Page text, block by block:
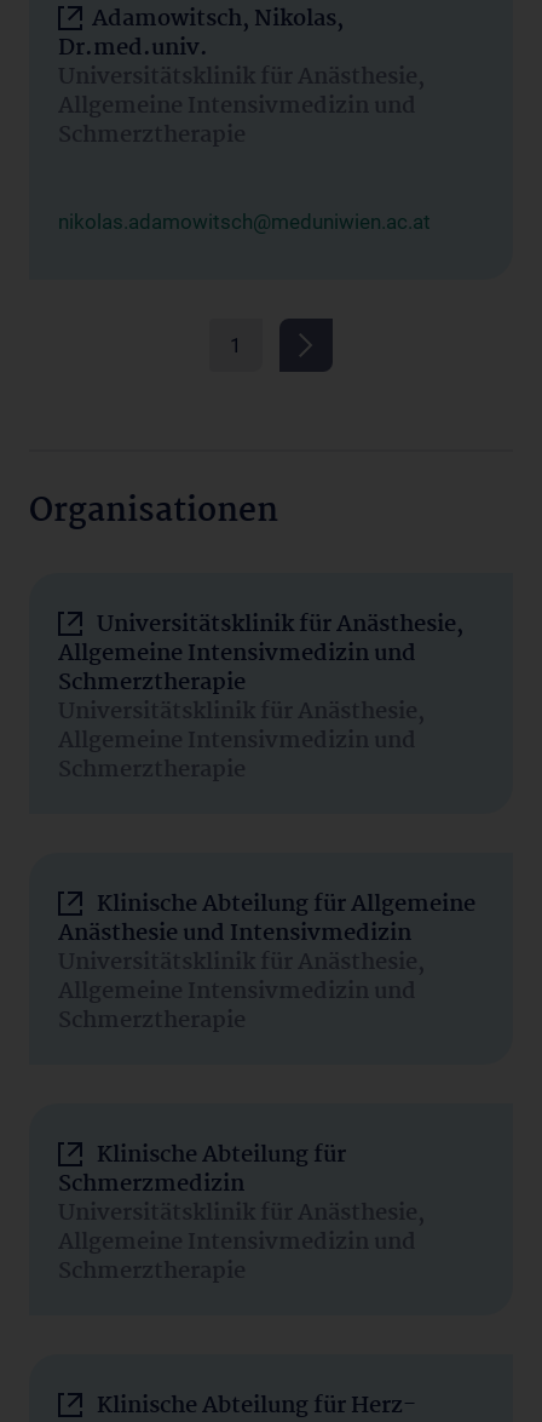
Adamowitsch, Nikolas,
Dr.med.univ.
Universitätsklinik für Anästhesie,
Allgemeine Intensivmedizin und
Schmerztherapie
nikolas.adamowitsch@meduniwien.ac.at
1
Organisationen
Universitätsklinik für Anästhesie,
Allgemeine Intensivmedizin und
Schmerztherapie
Universitätsklinik für Anästhesie,
Allgemeine Intensivmedizin und
Schmerztherapie
Klinische Abteilung für Allgemeine
Anästhesie und Intensivmedizin
Universitätsklinik für Anästhesie,
Allgemeine Intensivmedizin und
Schmerztherapie
Klinische Abteilung für
Schmerzmedizin
Universitätsklinik für Anästhesie,
Allgemeine Intensivmedizin und
Schmerztherapie
Klinische Abteilung für Herz-